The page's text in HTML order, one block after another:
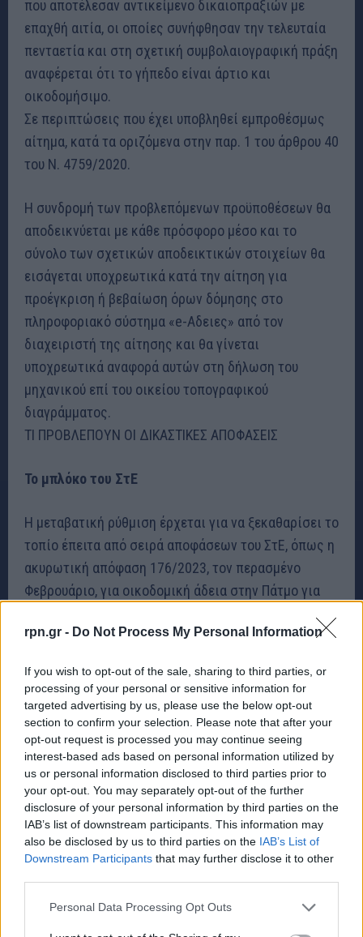
rpn.gr - Do Not Process My Personal Information
If you wish to opt-out of the sale, sharing to third parties, or
processing of your personal or sensitive information for
targeted advertising by us, please use the below opt-out
section to confirm your selection. Please note that after your
opt-out request is processed you may continue seeing
interest-based ads based on personal information utilized by
us or personal information disclosed to third parties prior to
your opt-out. You may separately opt-out of the further
disclosure of your personal information by third parties on the
IAB’s list of downstream participants. This information may
also be disclosed by us to third parties on the IAB’s List of
Downstream Participants that may further disclose it to other
Personal Data Processing Opt Outs
που αποτέλεσαν αντικείμενο δικαιοπραξιών με
επαχθή αιτία, οι οποίες συνήφθησαν την τελευταία
πενταετία και στη σχετική συμβολαιογραφική πράξη
αναφέρεται ότι το γήπεδο είναι άρτιο και
οικοδομήσιμο.
Σε περιπτώσεις που έχει υποβληθεί εμπροθέσμως
αίτημα, κατά τα οριζόμενα στην παρ. 1 του άρθρου 40
του Ν. 4759/2020.
Η συνδρομή των προβλεπόμενων προϋποθέσεων θα
αποδεικνύεται με κάθε πρόσφορο μέσο και το
σύνολο των σχετικών αποδεικτικών στοιχείων θα
εισάγεται υποχρεωτικά κατά την αίτηση για
προέγκριση ή βεβαίωση όρων δόμησης στο
πληροφοριακό σύστημα «e-Αδειες» από τον
διαχειριστή της αίτησης και θα γίνεται
υποχρεωτικά αναφορά αυτών στη δήλωση του
μηχανικού επί του οικείου τοπογραφικού
διαγράμματος.
ΤΙ ΠΡΟΒΛΕΠΟΥΝ ΟΙ ΔΙΚΑΣΤΙΚΕΣ ΑΠΟΦΑΣΕΙΣ
Το μπλόκο του ΣτΕ
Η μεταβατική ρύθμιση έρχεται για να ξεκαθαρίσει το
τοπίο έπειτα από σειρά αποφάσεων του ΣτΕ, όπως η
ακυρωτική απόφαση 176/2023, τον περασμένο
Φεβρουάριο, για οικοδομική άδεια στην Πάτμο για
προϋποθέσεις, αφού δεν είχε «πρόσωπο» σε
δικαστές στην απόφασή τους ανέφεραν ότι οι
περιορισμοί της νομοθεσίας (ελάχιστη αρτιότητα,
«πρόσωπο» σε κοινόχρηστο δρόμο κ.ά.) ισχύουν ήδη
από το 1985 (βάσει του Προεδρικού Διατάγματος
της 24-31.5.1985).
Κάποιους μήνες αργότερα και συγκεκριμένα τον
Ιούνιο, το Ανώτατο Ακυρωτικό Δικαστήριο με νέα
του απόφαση (992/2023) ακύρωσε οικοδομική άδεια
με κατά παρέκκλιση αρτιότητα για αγροτική
αποθήκη στην Ανθηδόνα του Δήμου Χαλκιδέων.